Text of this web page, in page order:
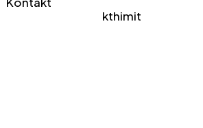
kthimit